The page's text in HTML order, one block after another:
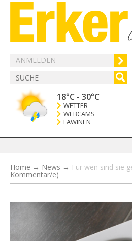
ANMELDEN
18°C - 30°C
WETTER
WEBCAMS
LAWINEN
Home → News → Für wen sind sie
Kommentar/e)